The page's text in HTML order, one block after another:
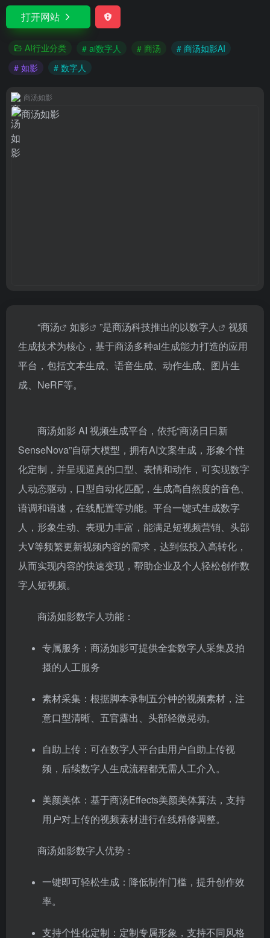
打开网站
AI行业分类 # ai数字人 # 商汤
# 商汤如影AI
# 如影
# 数字人
商汤如影
“商汤 如影 ”是商汤科技推出的以数字人
视频
生成技术为核心，基于商汤多种ai生成能力打造的应用
平台，包括文本生成、语音生成、动作生成、图片生
成、NeRF等。
商汤如影 AI 视频生成平台，依托“商汤日日新
SenseNova”自研大模型，拥有AI文案生成，形象个性
化定制，并呈现逼真的口型、表情和动作，可实现数字
人动态驱动，口型自动化匹配，生成高自然度的音色、
语调和语速，在线配置等功能。平台一键式生成数字
人，形象生动、表现力丰富，能满足短视频营销、头部
大V等频繁更新视频内容的需求，达到低投入高转化，
从而实现内容的快速变现，帮助企业及个人轻松创作数
字人短视频。
商汤如影数字人功能：
专属服务：商汤如影可提供全套数字人采集及拍
摄的人工服务
素材采集：根据脚本录制五分钟的视频素材，注
意口型清晰、五官露出、头部轻微晃动。
自助上传：可在数字人平台由用户自助上传视
频，后续数字人生成流程都无需人工介入。
美颜美体：基于商汤Effects美颜美体算法，支持
用户对上传的视频素材进行在线精修调整。
商汤如影数字人优势：
一键即可轻松生成：降低制作门槛，提升创作效
率。
支持个性化定制：定制专属形象，支持不同风格